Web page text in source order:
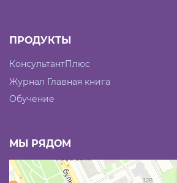
ПРОДУКТЫ
КонсультантПлюс
Журнал Главная книга
Обучение
МЫ РЯДОМ